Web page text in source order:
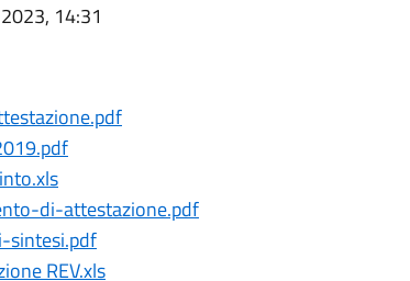
14:31
di-attestazione.pdf
sintesi.pdf
REV.xls